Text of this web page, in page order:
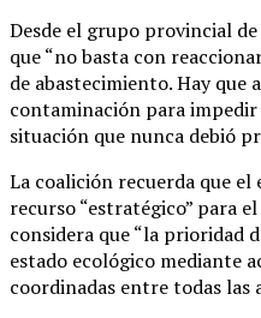
Desde el grupo provincial
que “no basta con
de abastecimiento. Hay que
contaminación para
situación que nunca debió
La coalición recuerda que el
recurso “estratégico” para
considera que “la prioridad
estado ecológico mediante
coordinadas entre todas las